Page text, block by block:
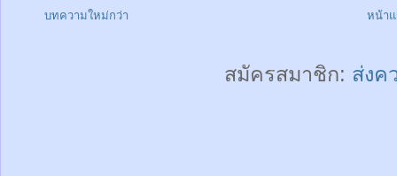
บทความใหม่กว่า หน้า
สมัครสมาชิก: ส่งค